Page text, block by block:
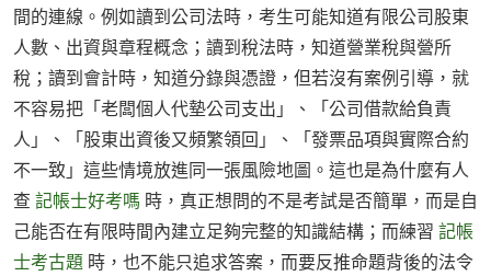
間的連線。例如讀到公司法時，考生可能知道有限公司股東
人數、出資與章程概念；讀到稅法時，知道營業稅與營所
稅；讀到會計時，知道分錄與憑證，但若沒有案例引導，就
不容易把「老闆個人代墊公司支出」、「公司借款給負責
人」、「股東出資後又頻繁領回」、「發票品項與實際合約
不一致」這些情境放進同一張風險地圖。這也是為什麼有人
查 記帳士好考嗎 時，真正想問的不是考試是否簡單，而是自
己能否在有限時間內建立足夠完整的知識結構；而練習 記帳
士考古題 時，也不能只追求答案，而要反推命題背後的法令